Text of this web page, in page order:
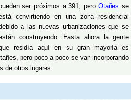
ser próximos a 391, peroOtañes se
convirtiendo en una zona residencial
a las nuevas urbanizaciones que se
construyendo. Hasta ahora la gente
residía aquí en su gran mayoría es
pero poco a poco se van incorporando
de otros lugares.